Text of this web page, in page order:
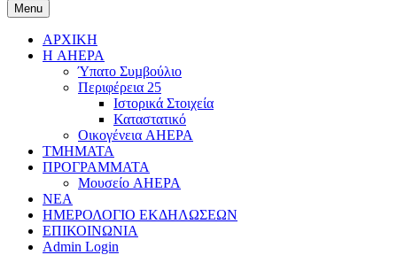
Menu
ΑΡΧΙΚΗ
Η AHEPA
Ύπατο Συµβούλιο
Περιφέρεια 25
Ιστορικά Στοιχεία
Καταστατικό
Οικογένεια AHEPA
ΤΜΗΜΑΤΑ
ΠΡΟΓΡΑΜΜΑΤΑ
Μουσείο AHEPA
ΝΕΑ
ΗΜΕΡΟΛΟΓΙΟ ΕΚΔΗΛΩΣΕΩΝ
ΕΠΙΚΟΙΝΩΝΙΑ
Admin Login